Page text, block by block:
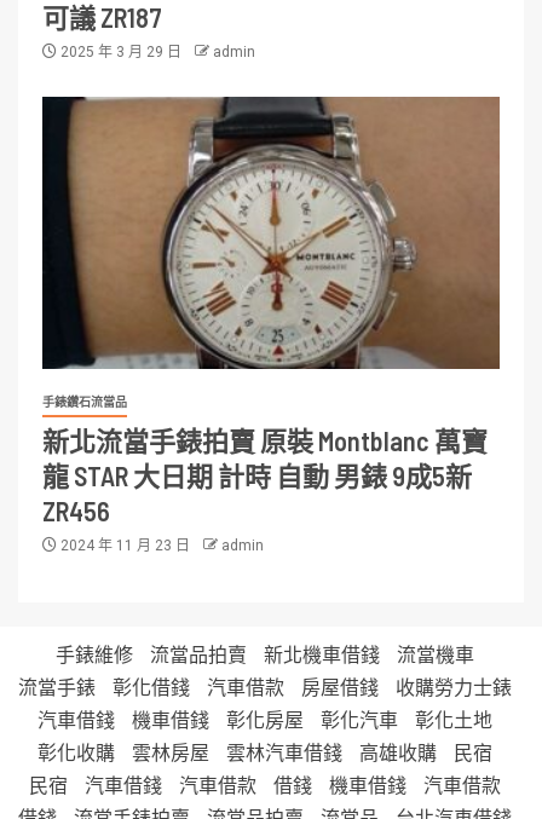
可議 ZR187
2025 年 3 月 29 日 admin
手錶鑽石流當品
新北流當手錶拍賣 原裝 Montblanc 萬寶
龍 STAR 大日期 計時 自動 男錶 9成5新
ZR456
2024 年 11 月 23 日 admin
手錶維修 流當品拍賣 新北機車借錢
流當機車
流當手錶
彰化借錢 汽車借款 房屋借錢
收購勞力士錶
汽車借錢
機車借錢 彰化房屋 彰化汽車
彰化土地
彰化收購
雲林房屋 雲林汽車借錢 高雄收購
民宿
民宿
汽車借錢 汽車借款 借錢 機車借錢
汽車借款